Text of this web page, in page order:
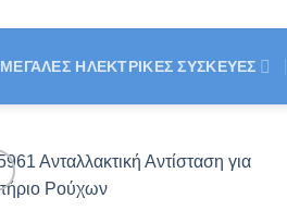
ΜΕΓΆΛΕΣ ΗΛΕΚΤΡΙΚΈΣ ΣΥΣΚΕΥΈΣ